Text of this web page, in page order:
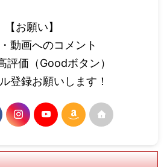
【お願い】
動画へのコメント
評価（Goodボタン）
登録お願いします！